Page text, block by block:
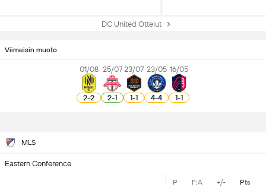
DC United Ottelut
Viimeisin muoto
01/08
2-2
25/07
2-1
23/07
1-1
23/05
4-4
16/05
1-1
MLS
Eastern Conference
P F:A +/- Pts